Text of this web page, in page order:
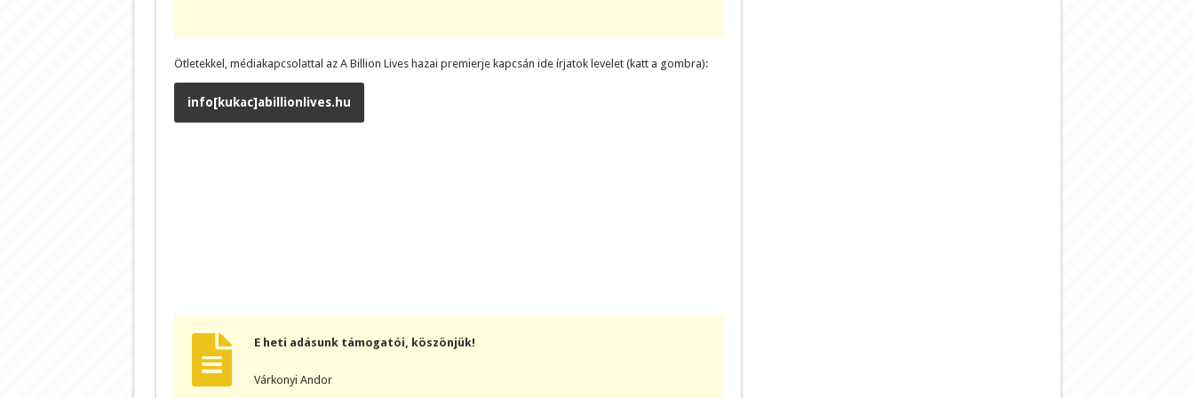
Ötletekkel, médiakapcsolattal az A Billion Lives hazai premierje kapcsán ide írjatok levelet (katt a gombra):
info[kukac]abillionlives.hu
E heti adásunk támogatói, köszönjük!
Várkonyi Andor